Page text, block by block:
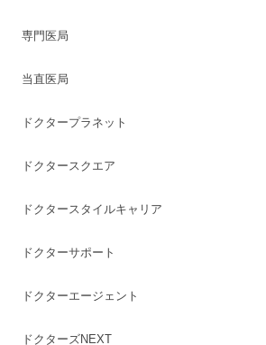
専門医局
当直医局
ドクタープラネット
ドクタースクエア
ドクタースタイルキャリア
ドクターサポート
ドクターエージェント
ドクターズNEXT